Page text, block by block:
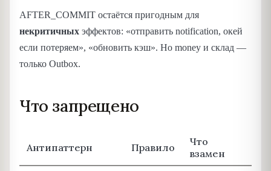
AFTER_COMMIT остаётся пригодным для
некритичных эффектов: «отправить notification, окей
если потеряем», «обновить кэш». Но money и склад —
только Outbox.
Что запрещено
Антипаттерн Правило
Что
взамен